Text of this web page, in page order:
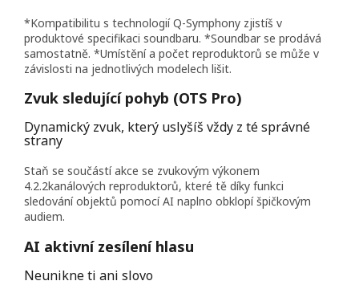
*Kompatibilitu s technologií Q-Symphony zjistíš v
produktové specifikaci soundbaru. *Soundbar se prodává
samostatně. *Umístění a počet reproduktorů se může v
závislosti na jednotlivých modelech lišit.
Zvuk sledující pohyb (OTS Pro)
Dynamický zvuk, který uslyšíš vždy z té správné
strany
Staň se součástí akce se zvukovým výkonem
4.2.2kanálových reproduktorů, které tě díky funkci
sledování objektů pomocí AI naplno obklopí špičkovým
audiem.
AI aktivní zesílení hlasu
Neunikne ti ani slovo